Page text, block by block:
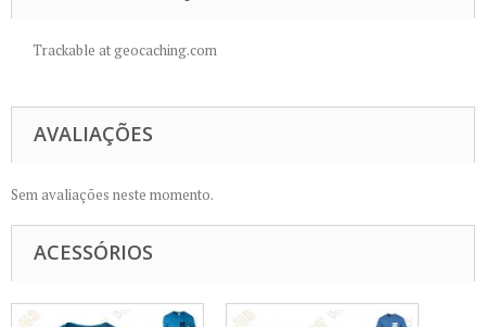
Trackable at geocaching.com
AVALIAÇÕES
Sem avaliações neste momento.
ACESSÓRIOS